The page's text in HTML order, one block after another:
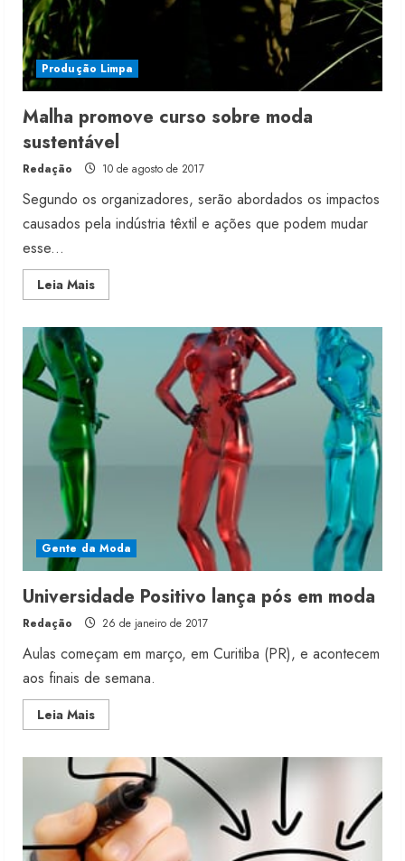
Produção Limpa
Malha promove curso sobre moda
sustentável
Redação 10 de agosto de 2017
Segundo os organizadores, serão abordados os impactos
causados pela indústria têxtil e ações que podem mudar
esse...
Leia MaisRead
more
curso
sobre
moda
sustentável
Gente da Moda
Universidade Positivo lança pós em moda
Redação 26 de janeiro de 2017
Aulas começam em março, em Curitiba (PR), e acontecem
aos finais de semana.
Leia MaisRead
more
Positivo
lança
pós
em
moda